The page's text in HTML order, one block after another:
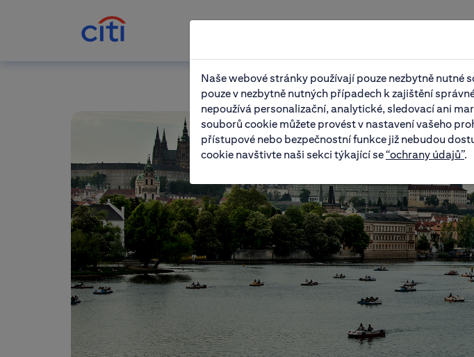
Naše webové stránky používají pouze nezbytně nutné
pouze v nezbytně nutných případech k zajištění
nepoužívá personalizační, analytické, sledovací ani
souborů cookie můžete provést v nastavení vašeho
přístupové nebo bezpečnostní funkce již nebudou
cookie navštivte naši sekci týkající se“ochrany údajů”.